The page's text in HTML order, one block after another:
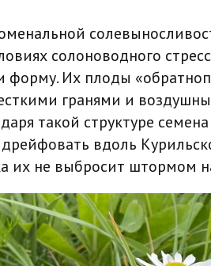
солоноводного
Их плоды
гранями и
такой структуре
вдоль
их не выбросит штормом